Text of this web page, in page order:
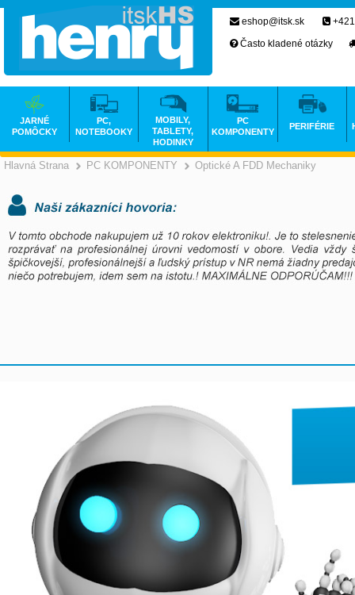
Hlavná Strana >
PC KOMPONENTY >
Optické A FDD Mechaniky
eshop@itsk.sk
Často kladené otázky
JARNÉ
POMÔCKY
PC,
NOTEBOOKY
MOBILY,
TABLETY,
HODINKY
PC
KOMPONENTY
PERIFÉRIE